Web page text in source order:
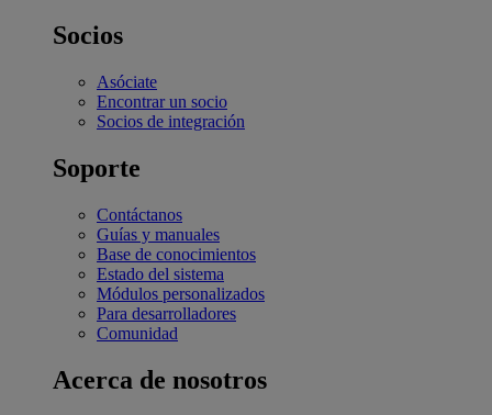
Socios
Asóciate
Encontrar un socio
Socios de integración
Soporte
Contáctanos
Guías y manuales
Base de conocimientos
Estado del sistema
Módulos personalizados
Para desarrolladores
Comunidad
Acerca de nosotros